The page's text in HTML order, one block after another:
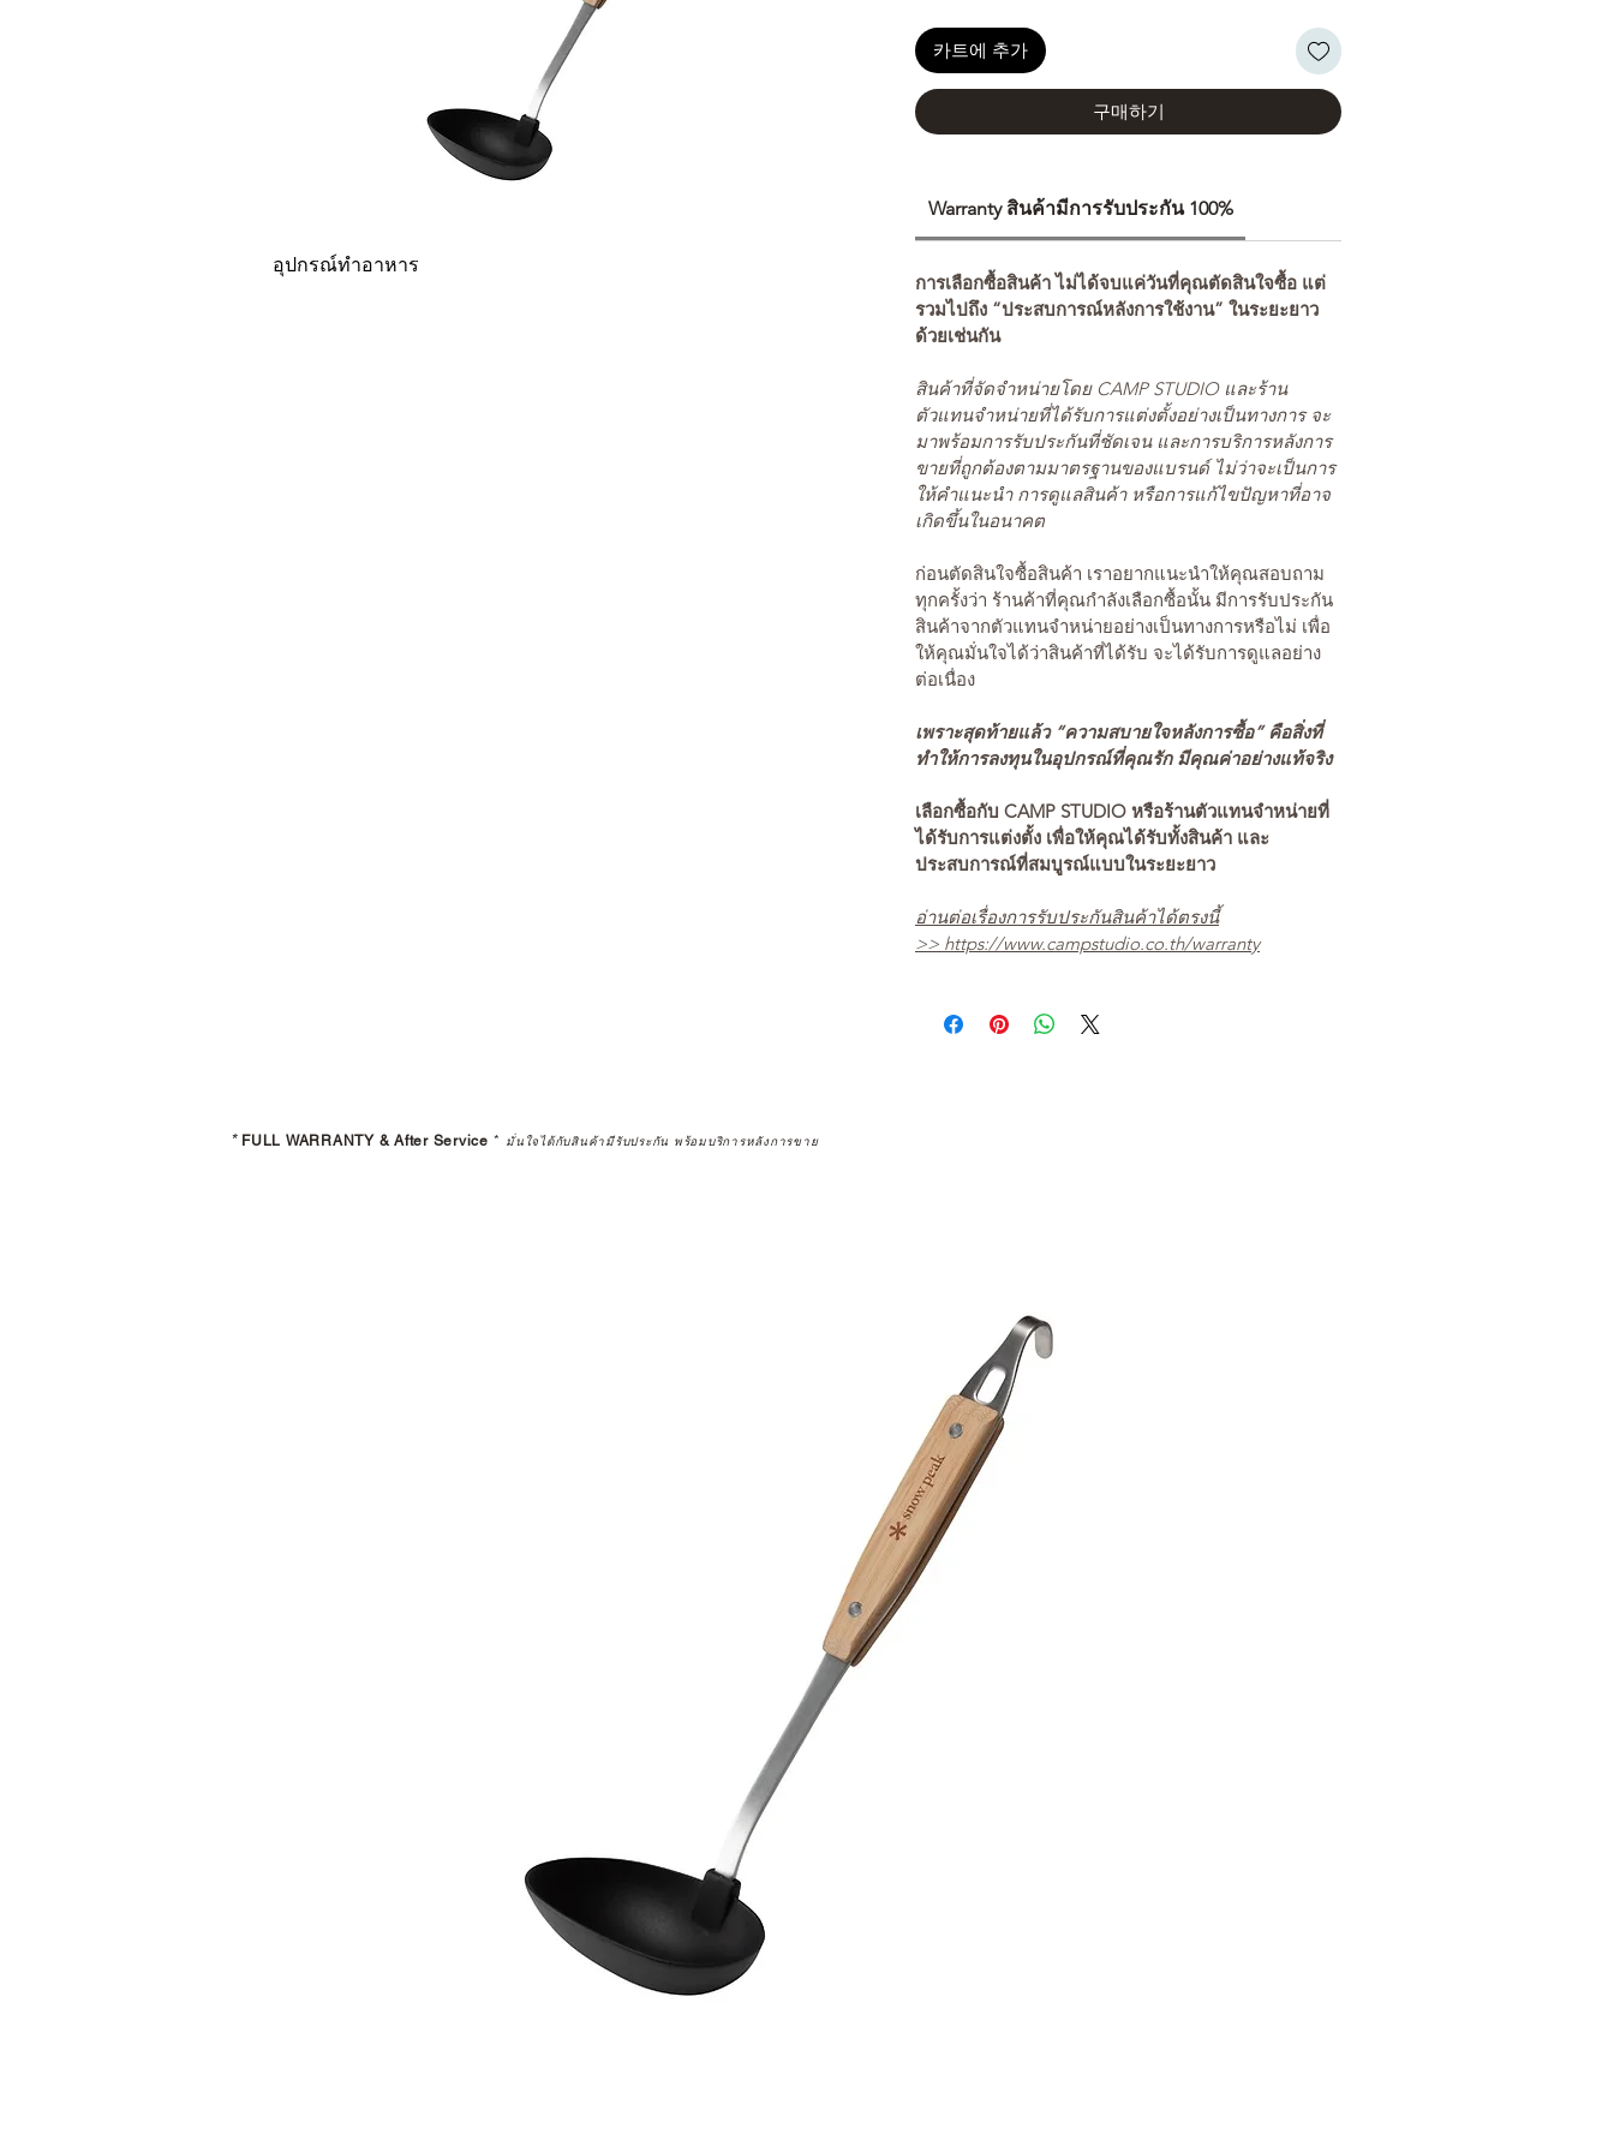
อุปกรณ์ทำอาหาร
카트에 추가
구매하기
Warranty สินค้ามีการรับประกัน 100%
การเลือกซื้อสินค้า ไม่ได้จบแค่วันที่คุณตัดสินใจซื้อ แต่
รวมไปถึง “ประสบการณ์หลังการใช้งาน” ในระยะยาว
ด้วยเช่นกัน
สินค้าที่จัดจำหน่ายโดย CAMP STUDIO และร้าน
ตัวแทนจำหน่ายที่ได้รับการแต่งตั้งอย่างเป็นทางการ จะ
มาพร้อมการรับประกันที่ชัดเจน และการบริการหลังการ
ขายที่ถูกต้องตามมาตรฐานของแบรนด์ ไม่ว่าจะเป็นการ
ให้คำแนะนำ การดูแลสินค้า หรือการแก้ไขปัญหาที่อาจ
เกิดขึ้นในอนาคต
ก่อนตัดสินใจซื้อสินค้า เราอยากแนะนำให้คุณสอบถาม
ทุกครั้งว่า ร้านค้าที่คุณกำลังเลือกซื้อนั้น มีการรับประกัน
สินค้าจากตัวแทนจำหน่ายอย่างเป็นทางการหรือไม่ เพื่อ
ให้คุณมั่นใจได้ว่าสินค้าที่ได้รับ จะได้รับการดูแลอย่าง
ต่อเนื่อง
เพราะสุดท้ายแล้ว “ความสบายใจหลังการซื้อ” คือสิ่งที่
ทำให้การลงทุนในอุปกรณ์ที่คุณรัก มีคุณค่าอย่างแท้จริง
เลือกซื้อกับ CAMP STUDIO หรือร้านตัวแทนจำหน่ายที่
ได้รับการแต่งตั้ง เพื่อให้คุณได้รับทั้งสินค้า และ
ประสบการณ์ที่สมบูรณ์แบบในระยะยาว
อ่านต่อเรื่องการรับประกันสินค้าได้ตรงนี้
>> https://www.campstudio.co.th/warranty
* FULL WARRANTY & After Service * มั่นใจได้กับสินค้ามีรับประกัน พร้อมบริการหลังการขาย